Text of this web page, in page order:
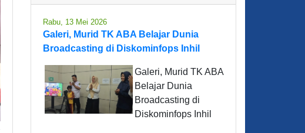
Rabu, 13 Mei 2026
Galeri, Murid TK ABA Belajar Dunia
Broadcasting di Diskominfops Inhil
Galeri, Murid TK ABA
Belajar Dunia
Broadcasting di
Diskominfops Inhil